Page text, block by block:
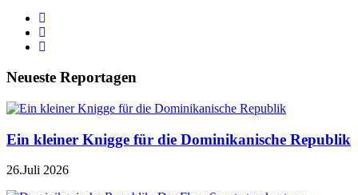
Neueste Reportagen
Ein kleiner Knigge für die Dominikanische Republik
26.Juli 2026